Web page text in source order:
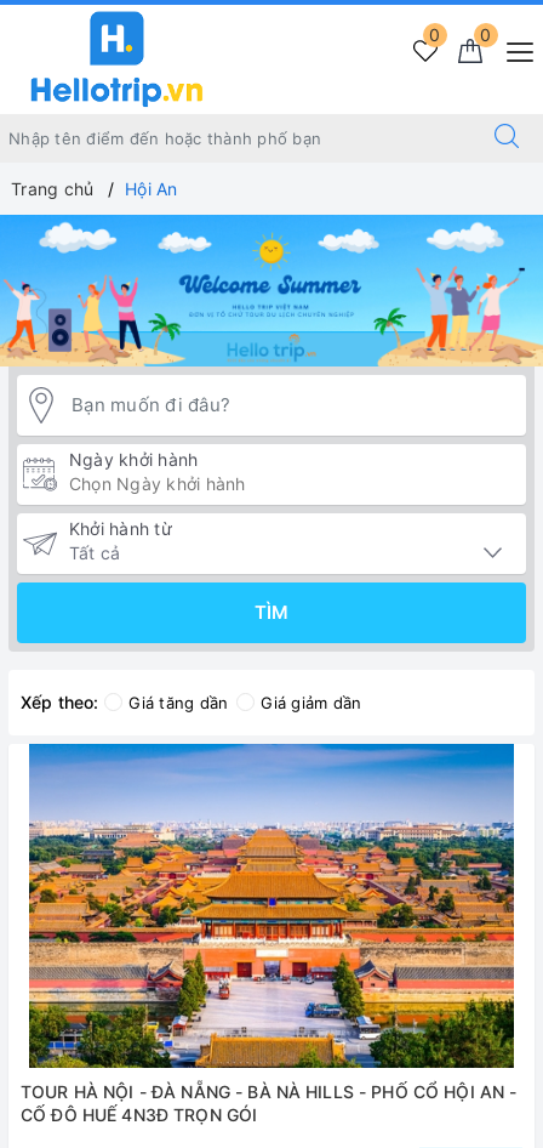
0
0
Trang chủ Hội An
Ngày khởi hành
Khởi hành từ
TÌM
Xếp theo: Giá tăng dần Giá giảm dần
TOUR HÀ NỘI - ĐÀ NẴNG - BÀ NÀ HILLS - PHỐ CỔ HỘI AN -
CỐ ĐÔ HUẾ 4N3Đ TRỌN GÓI